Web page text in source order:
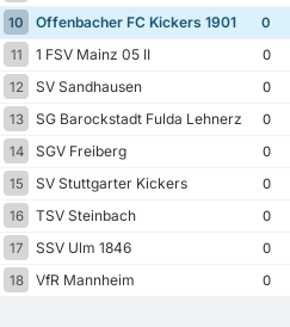
10
Offenbacher FC Kickers 1901 0
11
1 FSV Mainz 05 II 0
12
SV Sandhausen 0
13
SG Barockstadt Fulda Lehnerz 0
14
SGV Freiberg 0
15
SV Stuttgarter Kickers 0
16
TSV Steinbach 0
17
SSV Ulm 1846 0
18
VfR Mannheim 0